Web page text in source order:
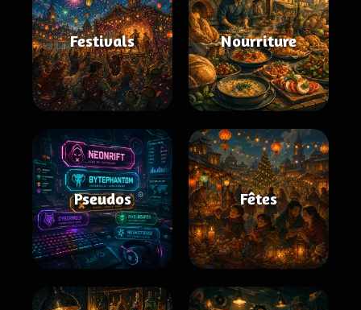
Festivals Nourriture
Pseudos Fêtes